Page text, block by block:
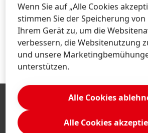
Anti-Roboter-Verifizierung
Hier klicken
Friendly
Wenn Sie auf „Alle Cookies
stimmen Sie der Speicherung von
Ihrem Gerät zu, um die
verbessern, die Websitenutzung
und unsere
unterstützen.
Alle Cookies
Alle Cookies